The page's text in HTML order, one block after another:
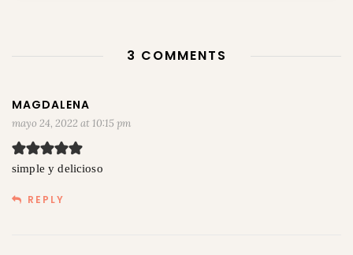
3 COMMENTS
MAGDALENA
mayo 24, 2022 at 10:15 pm
simple y delicioso
REPLY